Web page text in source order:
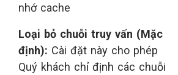
nhớ cache
Loại bỏ chuỗi truy vấn (Mặc
định): Cài đặt này cho phép
Quý khách chỉ định các chuỗi